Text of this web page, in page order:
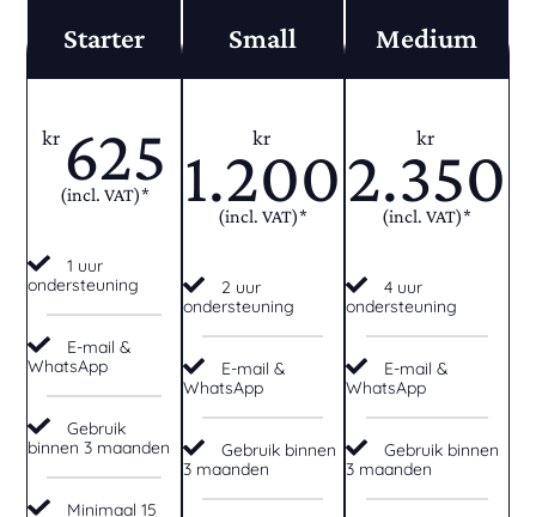
Starter
kr 625
(incl. VAT)*
1 uur
ondersteuning
E-mail &
WhatsApp
Gebruik
binnen 3 maanden
Minimaal 15
Small
kr
1.200
(incl. VAT)*
2 uur
ondersteuning
E-mail &
WhatsApp
Gebruik binnen
3 maanden
Medium
kr
2.350
(incl. VAT)*
4 uur
ondersteuning
E-mail &
WhatsApp
Gebruik binnen
3 maanden